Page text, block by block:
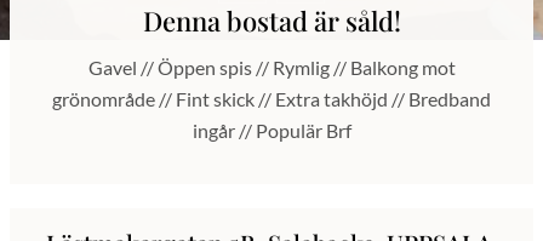
Denna bostad är såld!
Gavel // Öppen spis // Rymlig // Balkong mot
grönområde // Fint skick // Extra takhöjd // Bredband
ingår // Populär Brf